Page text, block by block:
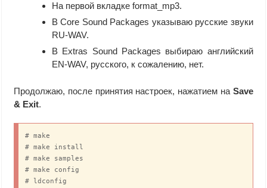
На первой вкладке format_mp3.
В Core Sound Packages указываю русские звуки
RU-WAV.
В Extras Sound Packages выбираю английский
EN-WAV, русского, к сожалению, нет.
Продолжаю, после принятия настроек, нажатием на Save
& Exit.
# make
# make install
# make samples
# make config
# ldconfig